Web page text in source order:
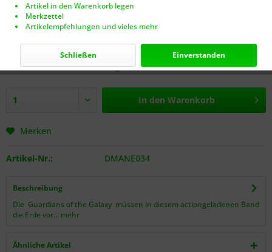
19,00 € *
zzgl. Versandkosten (VERSANDFREI AB 40€!)
Nur noch 1 Stück auf Lager.
In den Warenkorb
Merken
Artikel-Nr.: DMANE034
Beschreibung
Die Guardians of the Galaxy müssen in diesem actiongeladenen Band
die Erde vor... mehr
Ähnliche Artikel
Artikel in den Warenkorb legen
Merkzettel
Artikelempfehlungen und vieles mehr
Einverstanden
Schließen